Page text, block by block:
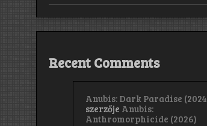
Recent Comments
Anubis: Dark Paradise
szerzője Anubis:
Anthromorphicide (2026)